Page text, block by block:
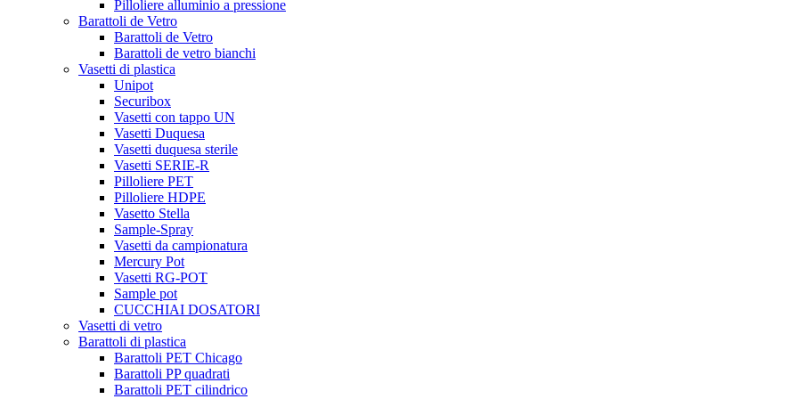
Pilloliere alluminio a pressione
Barattoli de Vetro
Barattoli de Vetro
Barattoli de vetro bianchi
Vasetti di plastica
Unipot
Securibox
Vasetti con tappo UN
Vasetti Duquesa
Vasetti duquesa sterile
Vasetti SERIE-R
Pilloliere PET
Pilloliere HDPE
Vasetto Stella
Sample-Spray
Vasetti da campionatura
Mercury Pot
Vasetti RG-POT
Sample pot
CUCCHIAI DOSATORI
Vasetti di vetro
Barattoli di plastica
Barattoli PET Chicago
Barattoli PP quadrati
Barattoli PET cilindrico